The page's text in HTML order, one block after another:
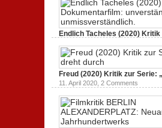
gespaltenes Amerika.
3. Oktober 2020,2 Comments
Endlich Tacheles (2020) Kritik
Dokumentarfilm:
unmissverständlich.
19. Mai 2020,0 Comments
Freud (2020) Kritik zur Serie:
11. April 2020, 2 Comments